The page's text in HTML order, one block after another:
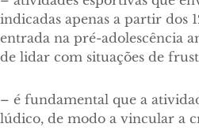
indicadas apenas a partir dos
entrada na pré-adolescência
de lidar com situações de
– é fundamental que a
lúdico, de modo a vincular a